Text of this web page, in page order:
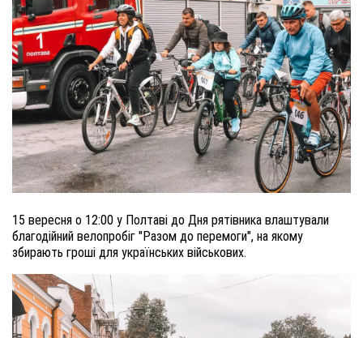
15 вересня о 12:00 у Полтаві до Дня рятівника влаштували
благодійний велопробіг "Разом до перемоги", на якому
збирають гроші для українських військових.